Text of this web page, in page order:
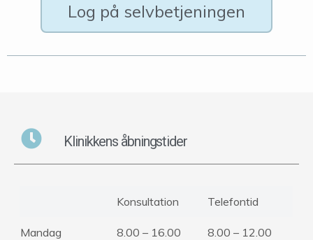
Log på selvbetjeningen
Klinikkens åbningstider
Konsultation Telefontid
Mandag 8.00 – 16.00 8.00 – 12.00